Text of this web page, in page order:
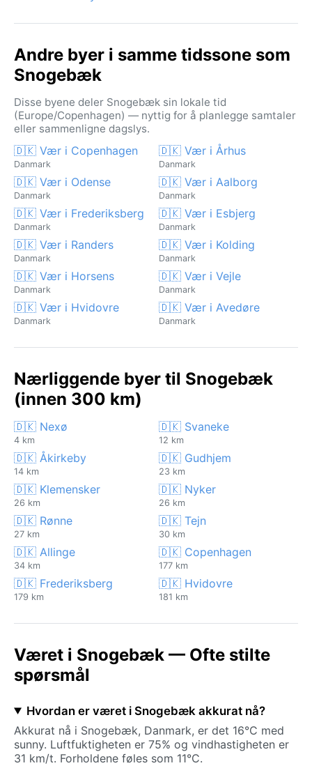
Andre byer i samme tidssone som
Snogebæk
Disse byene deler Snogebæk sin lokale tid
(Europe/Copenhagen) — nyttig for å planlegge samtaler
eller sammenligne dagslys.
🇩🇰 Vær i Copenhagen
Danmark
🇩🇰 Vær i Århus
Danmark
🇩🇰 Vær i Odense
Danmark
🇩🇰 Vær i Aalborg
Danmark
🇩🇰 Vær i Frederiksberg
Danmark
🇩🇰 Vær i Esbjerg
Danmark
🇩🇰 Vær i Randers
Danmark
🇩🇰 Vær i Kolding
Danmark
🇩🇰 Vær i Horsens
Danmark
🇩🇰 Vær i Vejle
Danmark
🇩🇰 Vær i Hvidovre
Danmark
🇩🇰 Vær i Avedøre
Danmark
Nærliggende byer til Snogebæk
(innen 300 km)
🇩🇰 Nexø
4 km
🇩🇰 Svaneke
12 km
🇩🇰 Åkirkeby
14 km
🇩🇰 Gudhjem
23 km
🇩🇰 Klemensker
26 km
🇩🇰 Nyker
26 km
🇩🇰 Rønne
27 km
🇩🇰 Tejn
30 km
🇩🇰 Allinge
34 km
🇩🇰 Copenhagen
177 km
🇩🇰 Frederiksberg
179 km
🇩🇰 Hvidovre
181 km
Været i Snogebæk — Ofte stilte
spørsmål
Hvordan er været i Snogebæk akkurat nå?
Akkurat nå i Snogebæk, Danmark, er det 16°C med
sunny. Luftfuktigheten er 75% og vindhastigheten er
31 km/t. Forholdene føles som 11°C.